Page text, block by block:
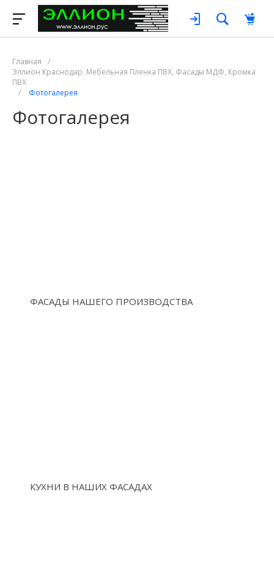
Главная
/
Эллион Краснодар. Мебельная Пленка ПВХ, Фасады МДФ, Кромка
ПВХ
/
Фотогалерея
Фотогалерея
ФАСАДЫ НАШЕГО ПРОИЗВОДСТВА
КУХНИ В НАШИХ ФАСАДАХ